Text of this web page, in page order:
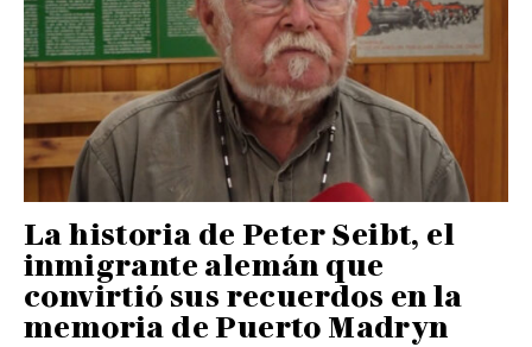
La historia de Peter Seibt, el
inmigrante alemán que
convirtió sus recuerdos en la
memoria de Puerto Madryn